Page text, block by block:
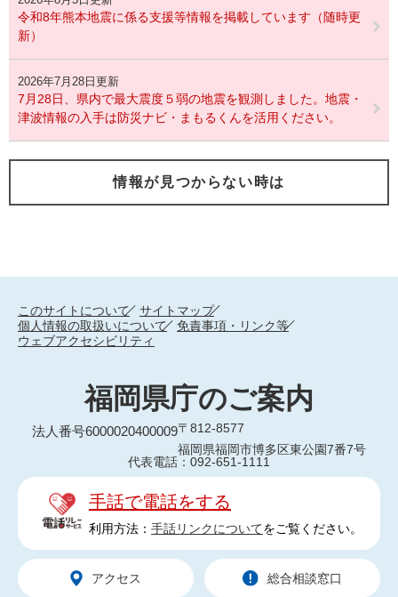
令和8年熊本地震に係る支援等情報を掲載しています（随時更
新）
2026年7月28日更新
7月28日、県内で最大震度５弱の地震を観測しました。地震・
津波情報の入手は防災ナビ・まもるくんを活用ください。
情報が見つからない時は
このサイトについて
サイトマップ
個人情報の取扱いについて
免責事項・リンク等
ウェブアクセシビリティ
福岡県庁のご案内
法人番号6000020400009〒812-8577
福岡県福岡市博多区東公園7番7号
代表電話：092-651-1111
手話で電話をする
利用方法： 手話リンクについてをご覧ください。
アクセス 総合相談窓口